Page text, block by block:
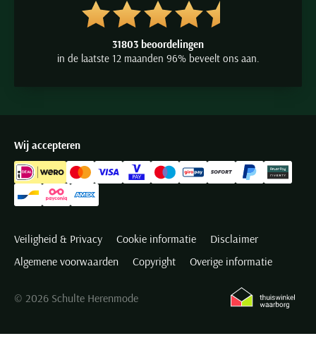
31803 beoordelingen
in de laatste 12 maanden 96% beveelt ons aan.
Wij accepteren
Veiligheid & Privacy Cookie informatie
Disclaimer
Algemene voorwaarden
Copyright Overige informatie
© 2026 Schulte Herenmode